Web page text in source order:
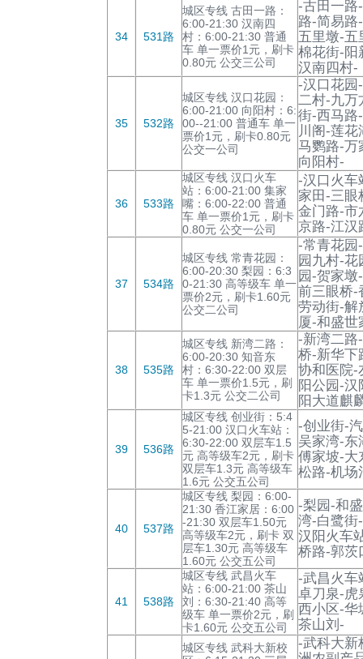
34 531路
城区专线 古田一路：
6:00-21:30 汉南四
村：6:00-21:30 普通
车 单一票价1元，刷卡
0.80元 公交三公司
-古田一路
路-简易路
五里墩-五
棉花街-阳
汉南四村-
35 532路
城区专线 汉口花园：
6:00-21:00 向阳村：6:
00--21:00 普通车 单一
票价1元，刷卡0.80元
公交一公司
-汉口花园
二村-九万
街-西马路
川阁-莲
马鹦路-万
向阳村-
36 533路
城区专线 汉口火车
站：6:00-21:00 集家
嘴：6:00-22:00 普通
车 单一票价1元，刷卡
0.80元 公交一公司
-汉口火车
家田-三眼
金门路-市
京路-江汉
37 534路
城区专线 常青花园：
6:00-20:30 梨园：6:3
0-21:30 高等级车 单一
票价2元，刷卡1.60元
公交二公司
-常青花园
园九村-
园-贺家
前三眼桥-
劳动街-解
厦-和盛世
38 535路
城区专线 新湾二路：
6:00-20:30 知音东
村：6:30-22:00 双层
车 单一票价1.5元，刷
卡1.3元 公交二公司
-新湾二路
桥-新华下
协和医院-
阳公园-
阳大道麒
39 536路
城区专线 创业街：5:4
5-21:00 汉口火车站：
6:30-22:00 双层车1.5
元 高等级车2元，刷卡
双层车1.3元 高等级车
1.6元 公交五公司
-创业街-
吴家湾-东
傅家坡-大
松路-机场
40 537路
城区专线 梨园：6:00-
21:30 香江家居：6:00
-21:30 双层车1.50元
高等级车2元，刷卡 双
层车1.30元 高等级车
1.60元 公交五公司
-梨园-和
湾-白鹭街
汉阳火车
桥路-郭茨
41 538路
城区专线 武昌火车
站：6:00-21:00 茶山
刘：6:30-21:40 高等
级车 单一票价2元，刷
卡1.60元 公交五公司
-武昌火车
卓刀泉-虎
西小区-华
茶山刘-
城区专线 武科大新校
-武科大新